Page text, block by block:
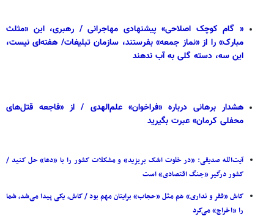
« گام کوچک اصلاحی» پیشنهادی مهاجرانی / رهبری، این «مثلث
مبارک» را از «نماز جمعه» بفرستند، سازمان تبلیغات/ هفته‌ای نیست،
این سه، دسته گلی به آب ندهند
هشدار برهانی درباره «فراخوان» علم‌الهدی / از «فاجعه قتل‌های
محفلی کرمان» عبرت بگیرید
آیت‌الله صدیقی: «در خلوت اشک بریزید» و مشکلات کشور را با «دعا» حل کنید /
کشور درگیر «جنگ اقتصادی» است
کاش «فقر و نداری» هم مثل «حجاب» برایتان مهم بود / کاش، یکی پیدا می‌شد، شما
را «اخراج» می‌کرد